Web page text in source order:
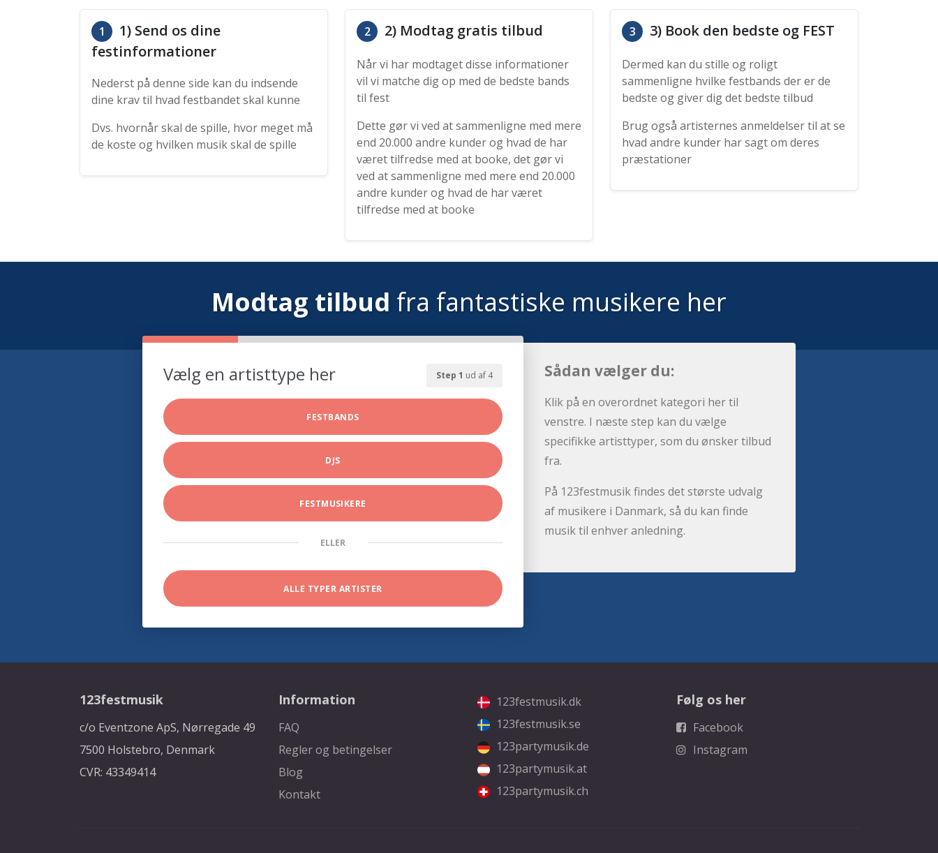
1
1) Send os dine
festinformationer
Nederst på denne side kan du indsende
dine krav til hvad festbandet skal kunne
Dvs. hvornår skal de spille, hvor meget må
de koste og hvilken musik skal de spille
2 2) Modtag gratis tilbud
Når vi har modtaget disse informationer
vil vi matche dig op med de bedste bands
til fest
Dette gør vi ved at sammenligne med mere
end 20.000 andre kunder og hvad de har
været tilfredse med at booke, det gør vi
ved at sammenligne med mere end 20.000
andre kunder og hvad de har været
tilfredse med at booke
3 3) Book den bedste og FEST
Dermed kan du stille og roligt
sammenligne hvilke festbands der er de
bedste og giver dig det bedste tilbud
Brug også artisternes anmeldelser til at se
hvad andre kunder har sagt om deres
præstationer
Modtag tilbud fra fantastiske musikere her
Step 1 ud af 4
Vælg en artisttype her
FESTBANDS
DJS
FESTMUSIKERE
ELLER
ALLE TYPER ARTISTER
Sådan vælger du:
Klik på en overordnet kategori her til
venstre. I næste step kan du vælge
specifikke artisttyper, som du ønsker tilbud
fra.
På 123festmusik findes det største udvalg
af musikere i Danmark, så du kan finde
musik til enhver anledning.
123festmusik
c/o Eventzone ApS, Nørregade 49
7500 Holstebro, Denmark
CVR: 43349414
Information
FAQ
Regler og betingelser
Blog
Kontakt
123festmusik.dk
123festmusik.se
123partymusik.de
123partymusik.at
123partymusik.ch
Følg os her
Facebook
Instagram